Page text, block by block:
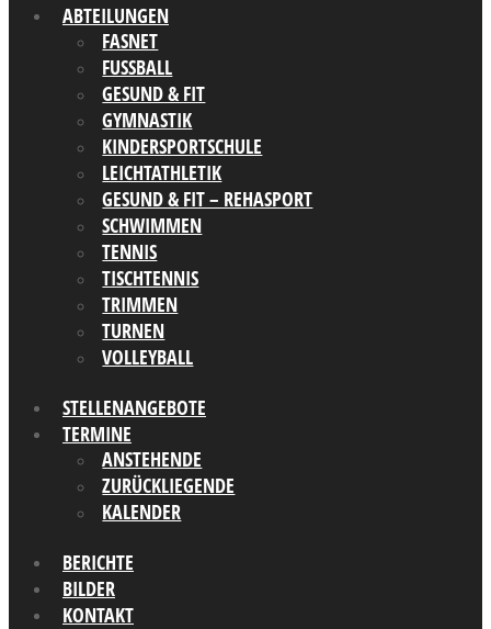
ABTEILUNGEN
FASNET
FUSSBALL
GESUND & FIT
GYMNASTIK
KINDERSPORTSCHULE
LEICHTATHLETIK
GESUND & FIT – REHASPORT
SCHWIMMEN
TENNIS
TISCHTENNIS
TRIMMEN
TURNEN
VOLLEYBALL
STELLENANGEBOTE
TERMINE
ANSTEHENDE
ZURÜCKLIEGENDE
KALENDER
BERICHTE
BILDER
KONTAKT